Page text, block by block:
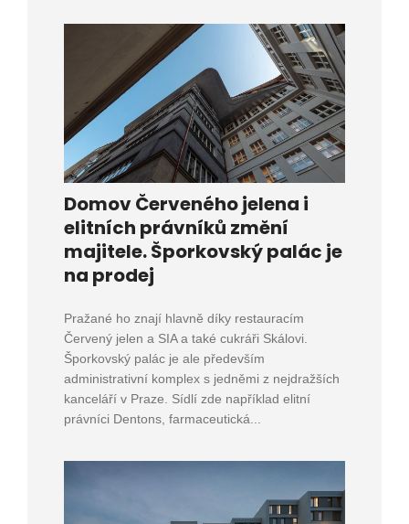
Domov Červeného jelena i
elitních právníků změní
majitele. Šporkovský palác je
na prodej
Pražané ho znají hlavně díky restauracím
Červený jelen a SIA a také cukráři Skálovi.
Šporkovský palác je ale především
administrativní komplex s jedněmi z nejdražších
kanceláří v Praze. Sídlí zde například elitní
právníci Dentons, farmaceutická...